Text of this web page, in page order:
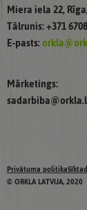
Miera iela 22,
Tālrunis: +371
E-pasts:
Mārketings:
Privātuma politika
© ORKLA LATVIJA, 2020